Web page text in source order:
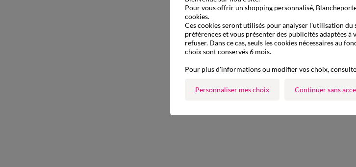
Pour vous offrir un shopping personnalisé,
cookies.
Ces cookies seront utilisés pour analyser l'utilisation du
préférences et vous présenter des publicités adaptées à
refuser. Dans ce cas, seuls les cookies nécessaires au
choix sont conservés 6 mois.
Pour plus d'informations ou modifier vos choix,
Personnaliser mes choix Continuer sans